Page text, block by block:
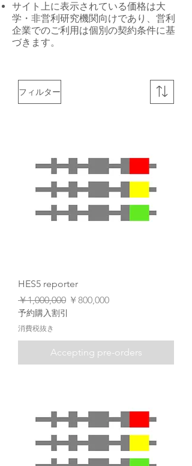
サイト上に表示されている価格は大
学・非営利研究機関向けであり、営利
企業でのご利用は個別の契約条件に基
づきます。
フィルター
HES5 reporter
通常価格
￥1,000,000 セール価格
￥800,000
予約購入割引
消費税抜き
Accepting pre-orders